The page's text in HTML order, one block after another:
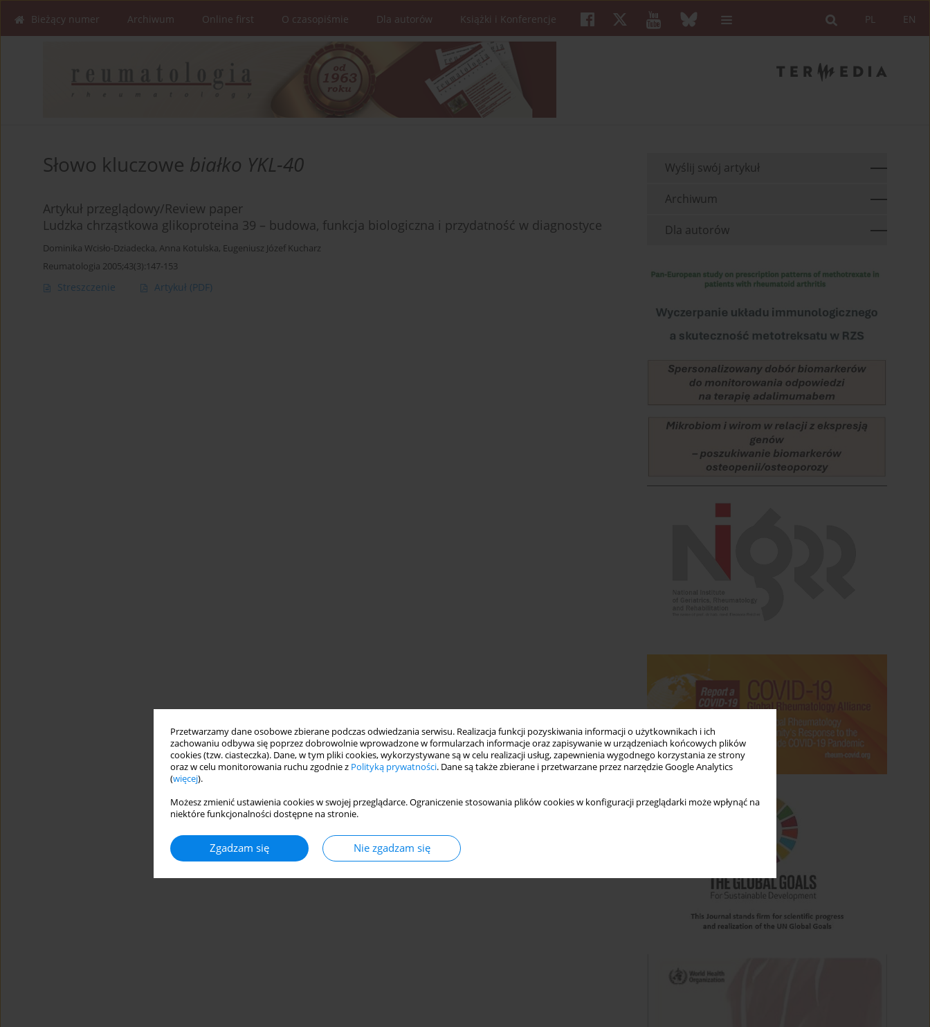
Przetwarzamy dane osobowe zbierane podczas odwiedzania serwisu. Realizacja funkcji pozyskiwania informacji o użytkownikach i ich
zachowaniu odbywa się poprzez dobrowolnie wprowadzone w formularzach informacje oraz zapisywanie w urządzeniach końcowych plików
cookies (tzw. ciasteczka). Dane, w tym pliki cookies, wykorzystywane są w celu realizacji usług, zapewnienia wygodnego korzystania ze strony
oraz w celu monitorowania ruchu zgodnie z Polityką prywatności. Dane są także zbierane i przetwarzane przez narzędzie Google Analytics
(więcej).
Możesz zmienić ustawienia cookies w swojej przeglądarce. Ograniczenie stosowania plików cookies w konfiguracji przeglądarki może wpłynąć na
niektóre funkcjonalności dostępne na stronie.
Zgadzam się Nie zgadzam się
EN
PL
Bieżący numer Archiwum Online first O czasopiśmie Dla autorów Książki i Konferencje
Słowo kluczowe białko YKL-40
Artykuł przeglądowy/Review paper
Ludzka chrząstkowa glikoproteina 39 – budowa, funkcja biologiczna i przydatność w diagnostyce
Dominika Wcisło-Dziadecka, Anna Kotulska, Eugeniusz Józef Kucharz
Reumatologia 2005;43(3):147-153
Streszczenie Artykuł (PDF)
Wyślij swój artykuł
Archiwum
Dla autorów